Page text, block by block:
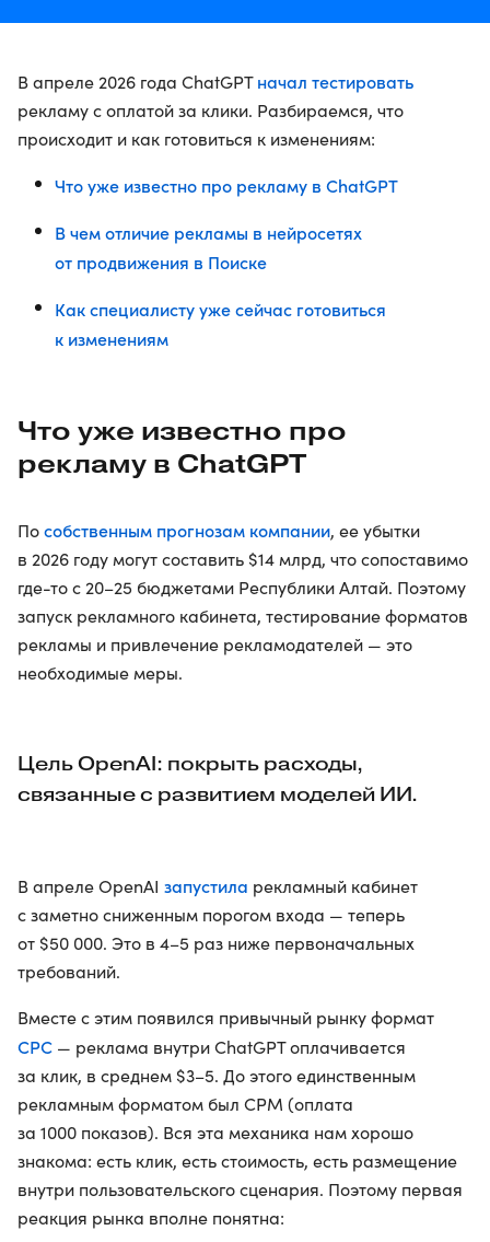
В апреле 2026 года ChatGPTначал тестировать
рекламу с оплатой за клики. Разбираемся, что
происходит и как готовиться к изменениям:
Что уже известно про рекламу в ChatGPT
В чем отличие рекламы в нейросетях
от продвижения в Поиске
Как специалисту уже сейчас готовиться
к изменениям
Что уже известно про
рекламу в ChatGPT
Пособственным прогнозам компании, ее убытки
в 2026 году могут составить $14 млрд, что сопоставимо
где-то с 20–25 бюджетами Республики Алтай. Поэтому
запуск рекламного кабинета, тестирование форматов
рекламы и привлечение рекламодателей — это
необходимые меры.
Цель OpenAI: покрыть расходы,
связанные с развитием моделей ИИ.
В апреле OpenAI запустила рекламный кабинет
с заметно сниженным порогом входа — теперь
от $50 000. Это в 4–5 раз ниже первоначальных
требований.
Вместе с этим появился привычный рынку формат
CPC — реклама внутри ChatGPT оплачивается
за клик, в среднем $3–5. До этого единственным
рекламным форматом был CPM (оплата
за 1000 показов). Вся эта механика нам хорошо
знакома: есть клик, есть стоимость, есть размещение
внутри пользовательского сценария. Поэтому первая
реакция рынка вполне понятна: